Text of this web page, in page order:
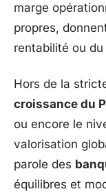
marge
propres,
rentabilité ou
Hors de la
croissance du
ou encore le
valorisation
parole des
équilibres et